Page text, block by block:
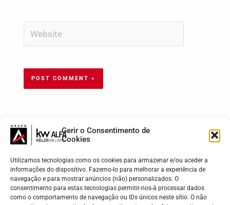
Gerir o Consentimento de
Cookies
Utilizamos tecnologias como os cookies para armazenar e/ou aceder a
informações do dispositivo. Fazemo-lo para melhorar a experiência de
navegação e para mostrar anúncios (não) personalizados. O
consentimento para estas tecnologias permitir-nos-á processar dados
como o comportamento de navegação ou IDs únicos neste sítio. O não
Website